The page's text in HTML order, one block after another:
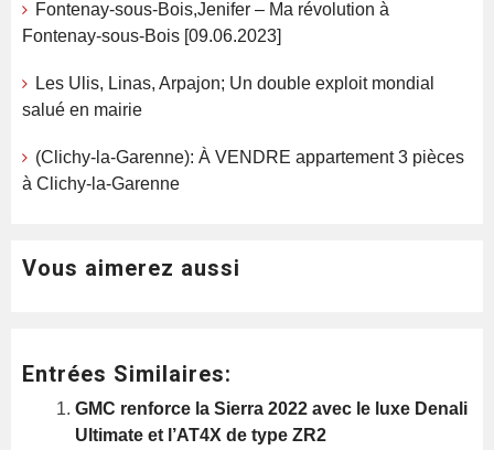
Fontenay-sous-Bois,Jenifer – Ma révolution à
Fontenay-sous-Bois [09.06.2023]
Les Ulis, Linas, Arpajon; Un double exploit mondial
salué en mairie
(Clichy-la-Garenne): À VENDRE appartement 3 pièces
à Clichy-la-Garenne
Vous aimerez aussi
Entrées Similaires:
GMC renforce la Sierra 2022 avec le luxe Denali
Ultimate et l’AT4X de type ZR2